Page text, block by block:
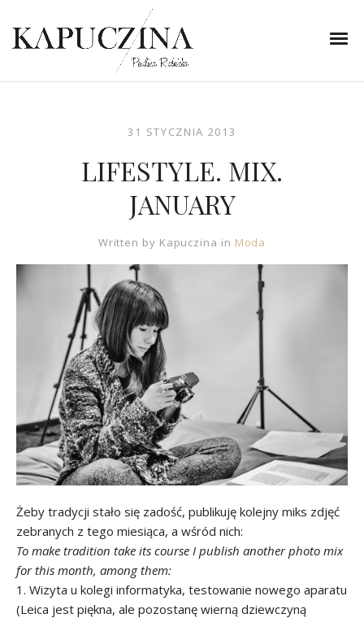
31 STYCZNIA 2013
LIFESTYLE. MIX.
JANUARY
Written by Kapuczina in Moda
Żeby tradycji stało się zadość, publikuję kolejny miks zdjęć
zebranych z tego miesiąca, a wśród nich:
To make tradition take its course I publish another photo mix
for this month, among them:
1. Wizyta u kolegi informatyka, testowanie nowego aparatu
(Leica jest piękna, ale pozostanę wierną dziewczyną